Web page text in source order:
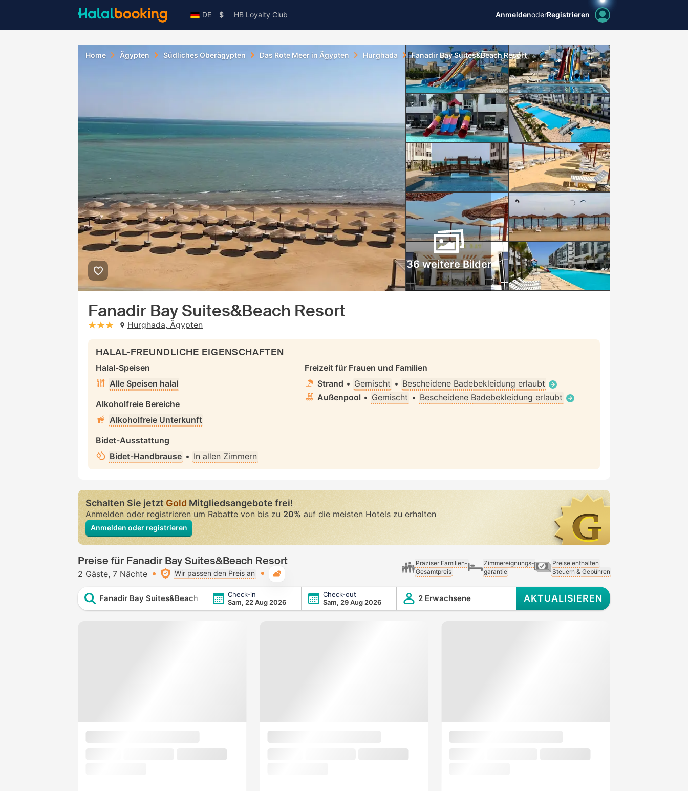
DE $ HB Loyalty Club AnmeldenoderRegistrieren
Home Ägypten Südliches Oberägypten Das Rote Meer in Ägypten Hurghada Fanadir Bay Suites&Beach Resort
36 weitere Bilder
Fanadir Bay Suites&Beach Resort
stars: 3Hurghada, Ägypten
HALAL-FREUNDLICHE EIGENSCHAFTEN
Halal-Speisen
Alle Speisen halal
Alkoholfreie Bereiche
Alkoholfreie Unterkunft
Bidet-Ausstattung
Bidet-Handbrause • In allen Zimmern
Freizeit für Frauen und Familien
Strand • Gemischt • Bescheidene Badebekleidung erlaubt
Außenpool • Gemischt • Bescheidene Badebekleidung erlaubt
Schalten Sie jetztGoldMitgliedsangebote frei!
Anmelden oder registrieren um Rabatte von bis zu 20%auf die meisten Hotels zu erhalten
Anmelden oder registrieren
Preise für Fanadir Bay Suites&Beach Resort
2 Gäste 7 Nächte Wir passen den Preis an
Präziser Familien-
Gesamtpreis
Zimmereignungs-
garantie
Preise enthalten
Steuern & Gebühren
Fanadir Bay Suites&Beach Resort Check-in
Sam, 22 Aug 2026
Check-out
Sam, 29 Aug 2026
2 Erwachsene AKTUALISIEREN